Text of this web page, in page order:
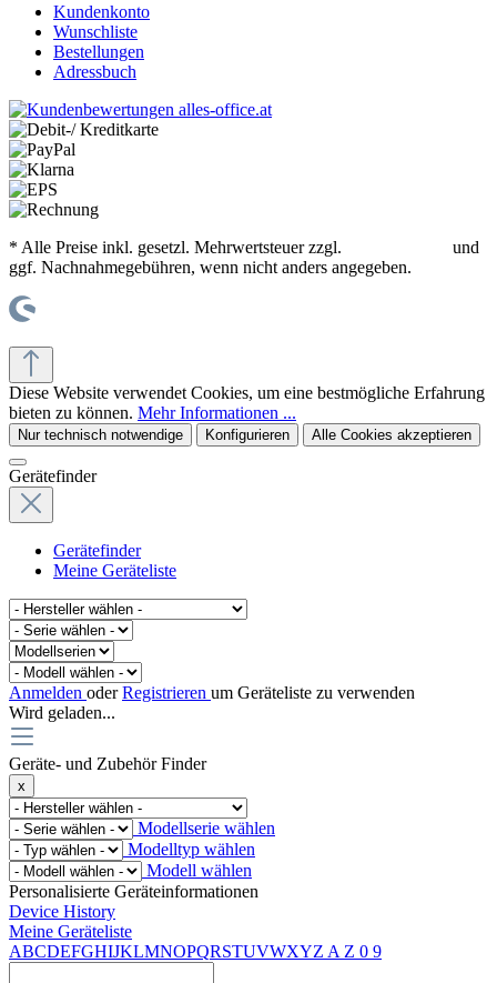
Kundenkonto
Wunschliste
Bestellungen
Adressbuch
* Alle Preise inkl. gesetzl. Mehrwertsteuer zzgl.
und
ggf. Nachnahmegebühren, wenn nicht anders angegeben.
Diese Website verwendet Cookies, um eine bestmögliche Erfahrung
bieten zu können. Mehr Informationen ...
Nur technisch notwendige Konfigurieren Alle Cookies akzeptieren
Gerätefinder
Gerätefinder
Meine Geräteliste
Anmelden oderRegistrieren um Geräteliste zu verwenden
Wird geladen...
Geräte- und Zubehör Finder
x
Modellserie wählen
Modelltyp wählen
Modell wählen
Personalisierte Geräteinformationen
Device History
Meine Geräteliste
ABCDEFGHIJKLMNOPQRSTUVWXYZ A Z 0 9